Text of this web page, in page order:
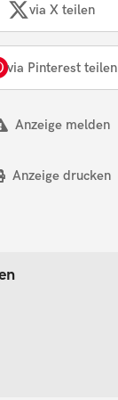
via X teilen
via Pinterest teilen
Anzeige melden
Anzeige drucken